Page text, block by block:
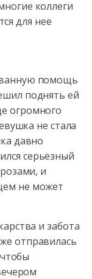
коллеги
для нее
помощь
поднять ей
огромного
не стала
давно
серьезный
и
не может
и забота
отправилась